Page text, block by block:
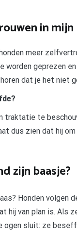
in mijn
meer
worden geprezen
dat je het niet
traktatie te
dus zien dat hij
zijn baasje?
Honden volgen
hij van plan is. Als
ogen sluit: ze